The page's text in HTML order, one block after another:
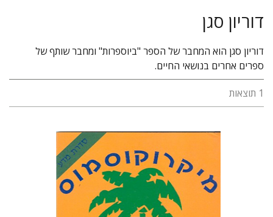
דוריון סגן
דוריון סגן הוא המחבר של הספר "ביוספרות" ומחבר שותף של
ספרים אחרים בנושאי החיים.
1 תוצאות
לין מרגוליס
דוריון סגן
יששכר אונא
נעמי כרמל